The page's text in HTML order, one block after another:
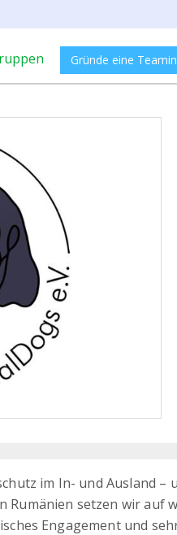
Gründe eine
im In- und Ausland –
Rumänien setzen wir auf
Engagement und